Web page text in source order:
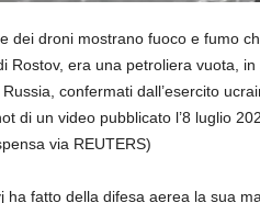
dei droni mostrano fuoco e fumo
Rostov, era una petroliera vuota,
confermati dall’esercito
di un video pubblicato l’8 luglio
via REUTERS)
ha fatto della difesa aerea la sua